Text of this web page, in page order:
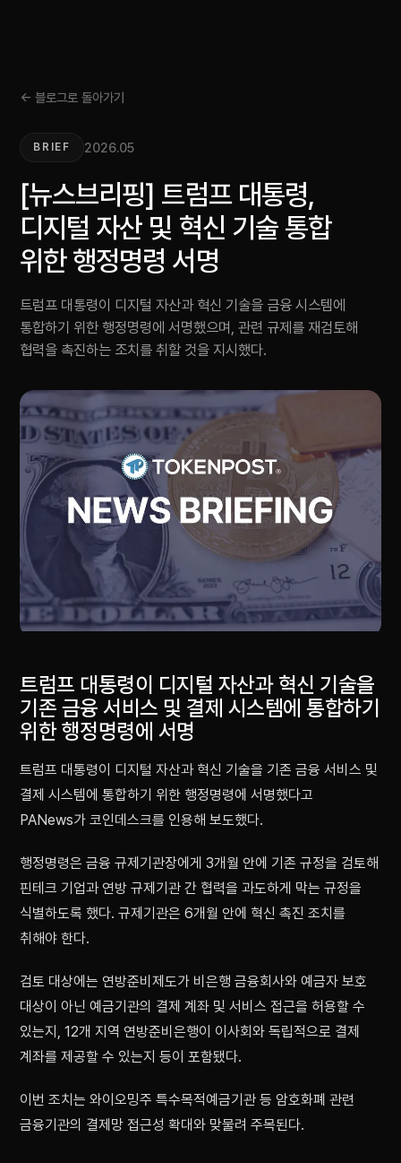
← 블로그로 돌아가기
BRIEF 2026.05
[뉴스브리핑] 트럼프 대통령,
디지털 자산 및 혁신 기술 통합
위한 행정명령 서명
트럼프 대통령이 디지털 자산과 혁신 기술을 금융 시스템에
통합하기 위한 행정명령에 서명했으며, 관련 규제를 재검토해
협력을 촉진하는 조치를 취할 것을 지시했다.
트럼프 대통령이 디지털 자산과 혁신 기술을
기존 금융 서비스 및 결제 시스템에 통합하기
위한 행정명령에 서명
트럼프 대통령이 디지털 자산과 혁신 기술을 기존 금융 서비스 및
결제 시스템에 통합하기 위한 행정명령에 서명했다고
PANews가 코인데스크를 인용해 보도했다.
행정명령은 금융 규제기관장에게 3개월 안에 기존 규정을 검토해
핀테크 기업과 연방 규제기관 간 협력을 과도하게 막는 규정을
식별하도록 했다. 규제기관은 6개월 안에 혁신 촉진 조치를
취해야 한다.
검토 대상에는 연방준비제도가 비은행 금융회사와 예금자 보호
대상이 아닌 예금기관의 결제 계좌 및 서비스 접근을 허용할 수
있는지, 12개 지역 연방준비은행이 이사회와 독립적으로 결제
계좌를 제공할 수 있는지 등이 포함됐다.
이번 조치는 와이오밍주 특수목적예금기관 등 암호화폐 관련
금융기관의 결제망 접근성 확대와 맞물려 주목된다.